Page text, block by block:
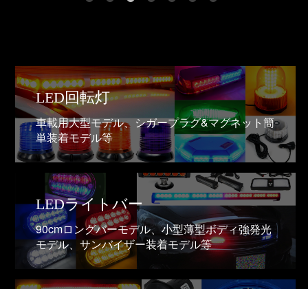
LED回転灯
車載用大型モデル、シガープラグ&マグネット簡
単装着モデル等
LEDライトバー
90cmロングバーモデル、小型薄型ボディ強発光
モデル、サンバイザー装着モデル等